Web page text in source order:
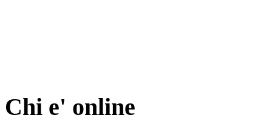
Chi e' online